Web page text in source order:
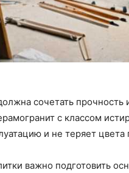
сочетать
с классом
и не теряет
важно подготовить